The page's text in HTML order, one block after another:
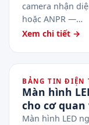
camera nhận
hoặc ANPR —…
Xem chi tiết →
BẢNG TIN ĐIỆN
Màn hình
cho cơ
Màn hình LED